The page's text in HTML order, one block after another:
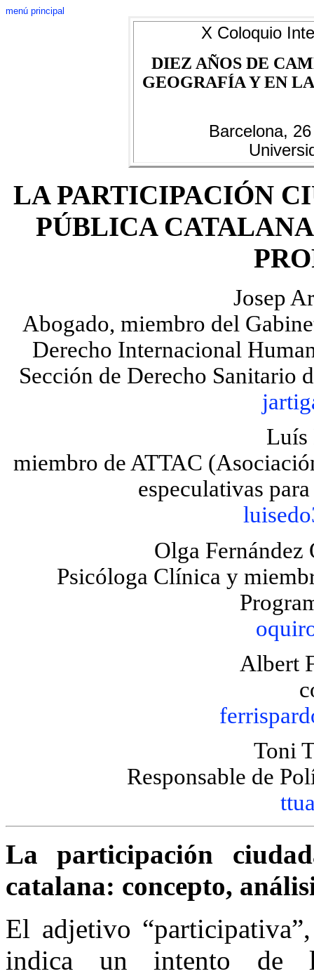
menú principal
X Coloquio
DIEZ AÑOS DE
GEOGRAFÍA Y EN
Barcelona,
LA PARTICIPACIÓN
PÚBLICA
Josep
Abogado, miembro del
Derecho Internacional
Sección de Derecho Sanitario
Luís
miembro de ATTAC
especulativas
Olga
Psicóloga Clínica y
Albert
Toni
Responsable de
La participación
catalana: concepto,
El adjetivo
indica un intento de